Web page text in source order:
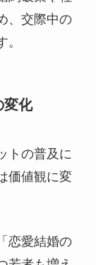
、交際中の
変化
トの普及に
価値観に変
恋愛結婚の